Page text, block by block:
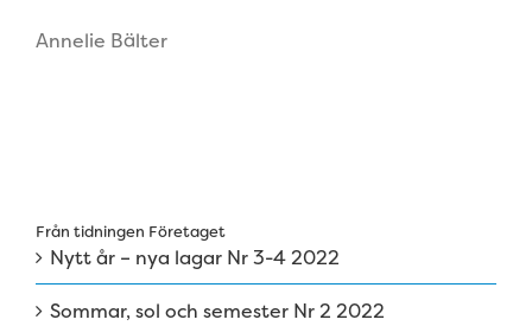
Annelie Bälter
Från tidningen Företaget
Nytt år – nya lagar Nr 3-4 2022
Sommar, sol och semester Nr 2 2022